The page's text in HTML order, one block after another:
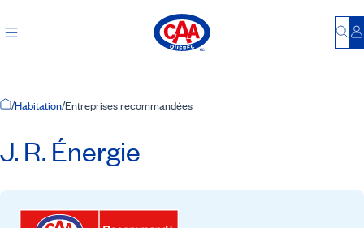
Accueil
/Habitation/Entreprises recommandées
J. R. Énergie